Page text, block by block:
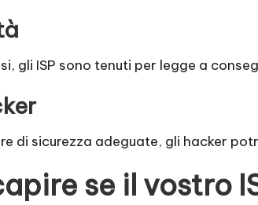
gli ISP sono tenuti per legge a
di sicurezza adeguate, gli hacker
se il vostro